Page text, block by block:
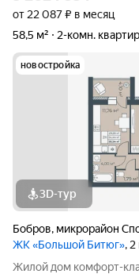
от 22 087 ₽ в месяц
58,5 м²
2-комн.
новостройка
3D-тур
Бобров, микрорайон
ЖК «Большой Битюг»,
Жилой дом комфорт-